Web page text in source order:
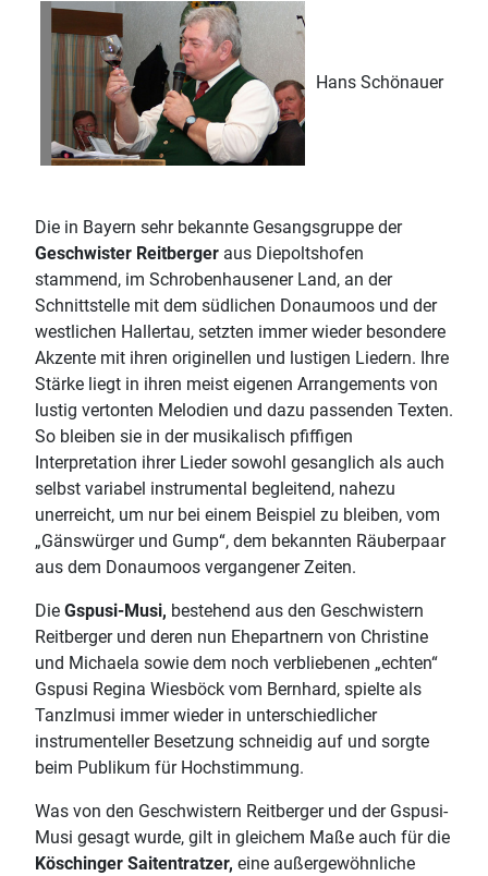
Hans Schönauer
Die in Bayern sehr bekannte Gesangsgruppe der
Geschwister Reitberger aus Diepoltshofen
stammend, im Schrobenhausener Land, an der
Schnittstelle mit dem südlichen Donaumoos und der
westlichen Hallertau, setzten immer wieder besondere
Akzente mit ihren originellen und lustigen Liedern. Ihre
Stärke liegt in ihren meist eigenen Arrangements von
lustig vertonten Melodien und dazu passenden Texten.
So bleiben sie in der musikalisch pfiffigen
Interpretation ihrer Lieder sowohl gesanglich als auch
selbst variabel instrumental begleitend, nahezu
unerreicht, um nur bei einem Beispiel zu bleiben, vom
„Gänswürger und Gump“, dem bekannten Räuberpaar
aus dem Donaumoos vergangener Zeiten.
Die Gspusi-Musi, bestehend aus den Geschwistern
Reitberger und deren nun Ehepartnern von Christine
und Michaela sowie dem noch verbliebenen „echten“
Gspusi Regina Wiesböck vom Bernhard, spielte als
Tanzlmusi immer wieder in unterschiedlicher
instrumenteller Besetzung schneidig auf und sorgte
beim Publikum für Hochstimmung.
Was von den Geschwistern Reitberger und der Gspusi-
Musi gesagt wurde, gilt in gleichem Maße auch für die
Köschinger Saitentratzer, eine außergewöhnliche